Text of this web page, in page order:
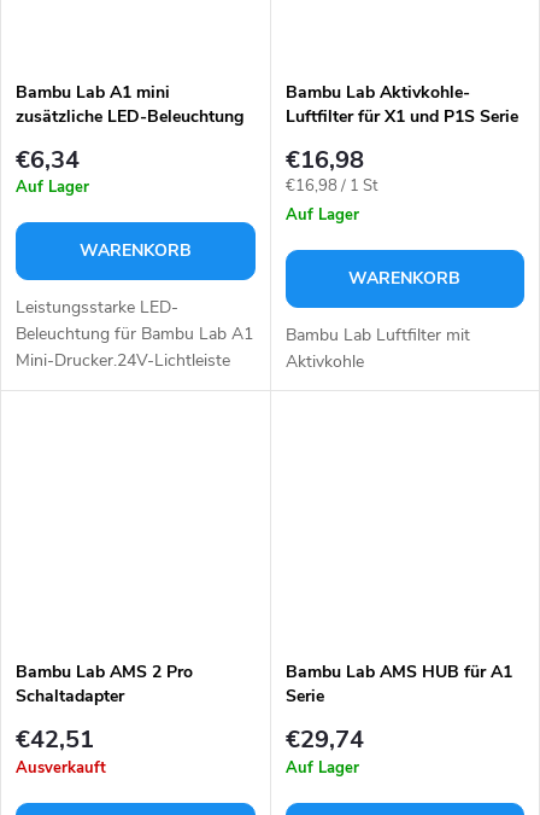
Bambu Lab A1 mini
zusätzliche LED-Beleuchtung
€6,34
Auf Lager
WARENKORB
Leistungsstarke LED-
Beleuchtung für Bambu Lab A1
Mini-Drucker.24V-Lichtleiste
mit hohem CRI Ra95 sorgt für
Bambu Lab Aktivkohle-
Luftfilter für X1 und P1S Serie
€16,98
Verkaufspreis:
€16,98 / 1 St
Auf Lager
WARENKORB
Bambu Lab Luftfilter mit
Aktivkohle
Bambu Lab AMS 2 Pro
Schaltadapter
€42,51
Ausverkauft
Bambu Lab AMS HUB für A1
Serie
€29,74
Auf Lager